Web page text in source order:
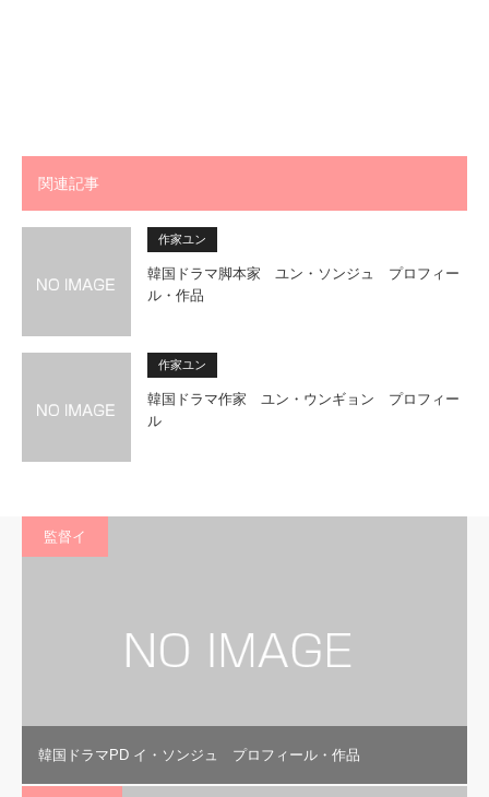
関連記事
作家ユン
韓国ドラマ脚本家 ユン・ソンジュ プロフィー
ル・作品
作家ユン
韓国ドラマ作家 ユン・ウンギョン プロフィー
ル
監督イ
韓国ドラマPD イ・ソンジュ プロフィール・作品